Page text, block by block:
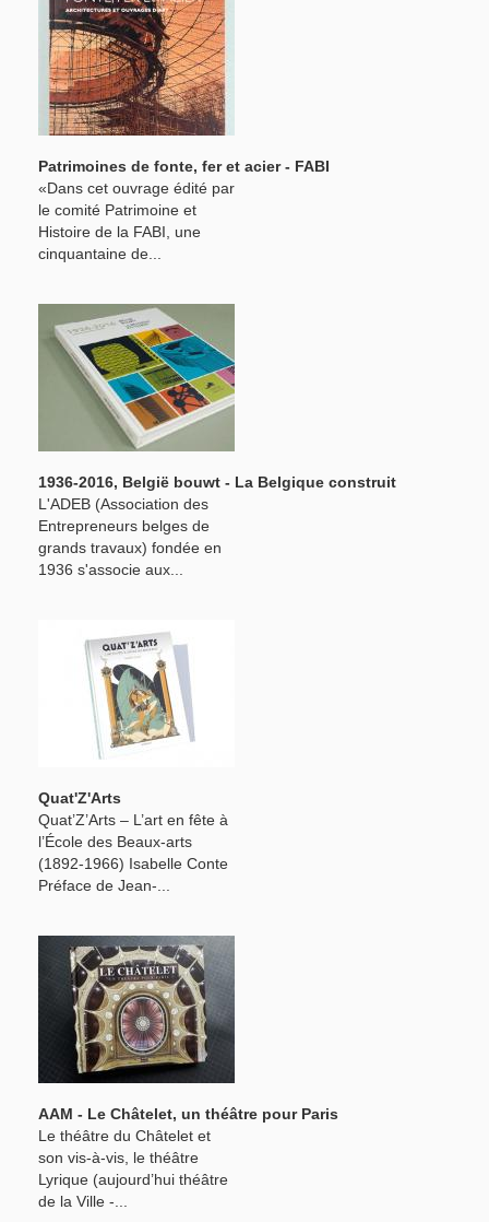
Patrimoines de fonte, fer et acier - FABI
«Dans cet ouvrage édité par
le comité Patrimoine et
Histoire de la FABI, une
cinquantaine de...
1936-2016, België bouwt - La Belgique construit
L'ADEB (Association des
Entrepreneurs belges de
grands travaux) fondée en
1936 s'associe aux...
Quat'Z'Arts
Quat’Z’Arts – L’art en fête à
l’École des Beaux-arts
(1892-1966) Isabelle Conte
Préface de Jean-...
AAM - Le Châtelet, un théâtre pour Paris
Le théâtre du Châtelet et
son vis-à-vis, le théâtre
Lyrique (aujourd’hui théâtre
de la Ville -...